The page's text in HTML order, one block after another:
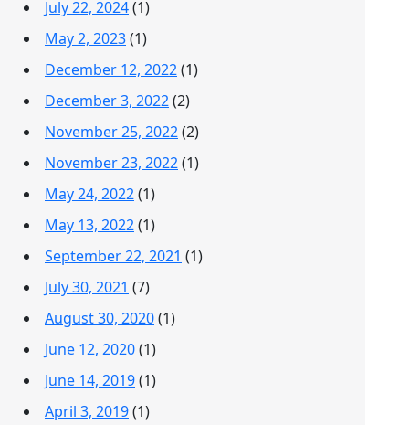
July 22, 2024(1)
May 2, 2023(1)
December 12, 2022(1)
December 3, 2022(2)
November 25, 2022(2)
November 23, 2022(1)
May 24, 2022(1)
May 13, 2022(1)
September 22, 2021 (1)
July 30, 2021 (7)
August 30, 2020(1)
June 12, 2020(1)
June 14, 2019(1)
April 3, 2019(1)